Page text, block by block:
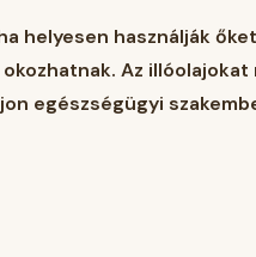
helyesen használják
Az
egészségügyi